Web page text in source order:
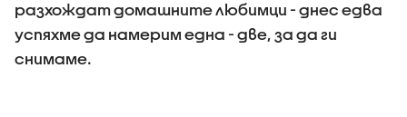
разхождат домашните любимци - днес едва
успяхме да намерим една - две, за да ги
снимаме.